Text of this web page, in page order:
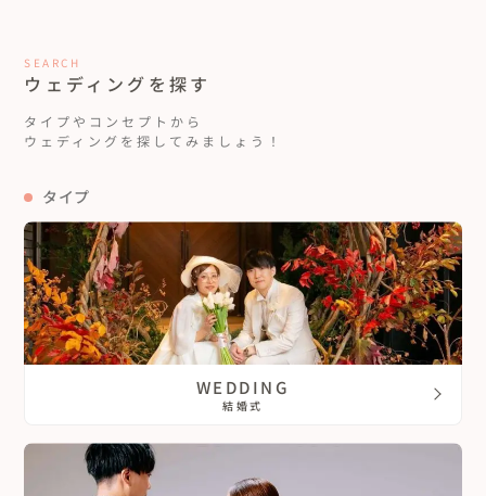
SEARCH
ウェディングを探す
タイプやコンセプトから
ウェディングを探してみましょう！
タイプ
WEDDING
結婚式